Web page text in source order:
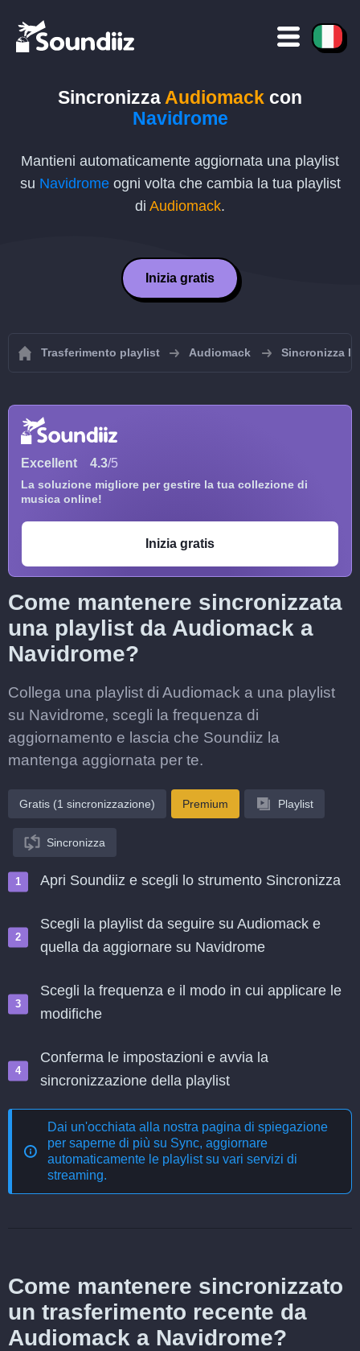
Sincronizza Audiomack con
Navidrome
Mantieni automaticamente aggiornata una playlist
su Navidromeogni volta che cambia la tua playlist
di Audiomack.
Inizia gratis
Trasferimento playlist Audiomack Sincronizza
Excellent 4.3/5
La soluzione migliore per gestire la tua collezione di
musica online!
Inizia gratis
Come mantenere sincronizzata
una playlist da Audiomack a
Navidrome?
Collega una playlist di Audiomack a una playlist
su Navidrome, scegli la frequenza di
aggiornamento e lascia che Soundiiz la
mantenga aggiornata per te.
Gratis (1 sincronizzazione) Premium Playlist
Sincronizza
Apri Soundiiz e scegli lo strumento Sincronizza
Scegli la playlist da seguire su Audiomack e
quella da aggiornare su Navidrome
Scegli la frequenza e il modo in cui applicare le
modifiche
Conferma le impostazioni e avvia la
sincronizzazione della playlist
Dai un'occhiata alla nostra pagina di spiegazione
per saperne di più su Sync, aggiornare
automaticamente le playlist su vari servizi di
streaming.
Come mantenere sincronizzato
un trasferimento recente da
Audiomack a Navidrome?